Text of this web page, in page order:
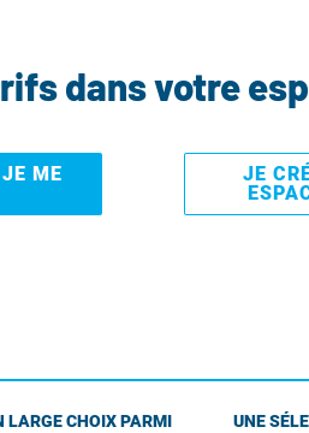
dans votre
ME
JE
LARGE CHOIX PARMI
UNE